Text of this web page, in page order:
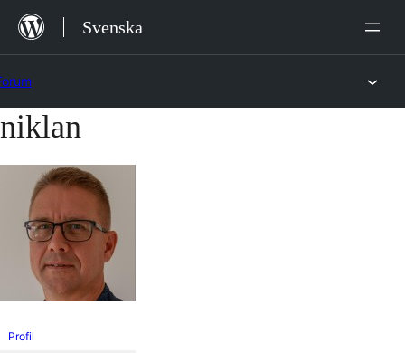
Hoppa
Svenska
Hoppa
innehållet
niklan
Profil